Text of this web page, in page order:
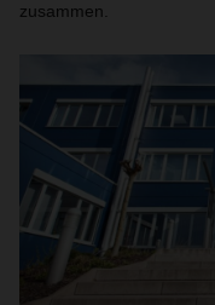
zusammen.